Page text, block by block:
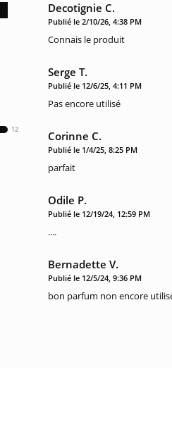
12
Decotignie C.
Publié le 2/10/26, 4:38 PM
Connais le produit
Serge T.
Publié le 12/6/25, 4:11 PM
Pas encore utilisé
Corinne C.
Publié le 1/4/25, 8:25 PM
parfait
Odile P.
Publié le 12/19/24, 12:59 PM
....
Bernadette V.
Publié le 12/5/24, 9:36 PM
bon parfum non encore